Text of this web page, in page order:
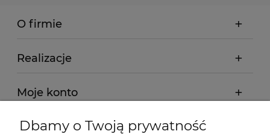
O firmie
Realizacje
Moje konto
Regulamin
Dbamy o Twoją prywatność